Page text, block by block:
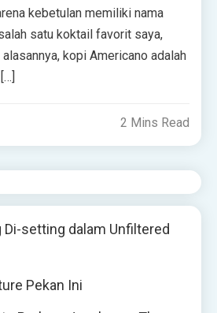
kebetulan memiliki nama
satu koktail favorit saya,
kopi Americano adalah
2 Mins Read
Di-setting dalam Unfiltered
Pekan Ini